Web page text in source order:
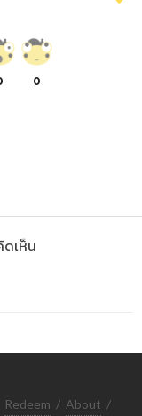
0
ดเห็น
Redeem / About /